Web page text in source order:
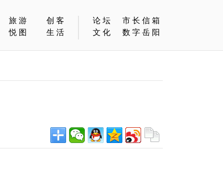
旅游
创客
悦图
生活
论坛
市长信箱
文化
数字岳阳